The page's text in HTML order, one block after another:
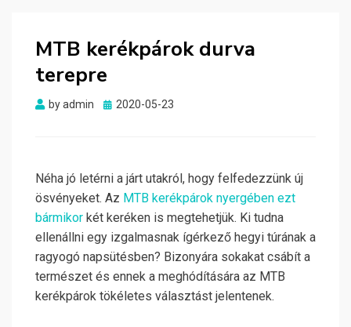
MTB kerékpárok durva
terepre
byadmin
Posted
2020-05-23
Néha jó letérni a járt utakról, hogy felfedezzünk új
ösvényeket. Az MTB kerékpárok nyergében ezt
bármikor két keréken is megtehetjük. Ki tudna
ellenállni egy izgalmasnak ígérkező hegyi túrának a
ragyogó napsütésben? Bizonyára sokakat csábít a
természet és ennek a meghódítására az MTB
kerékpárok tökéletes választást jelentenek.